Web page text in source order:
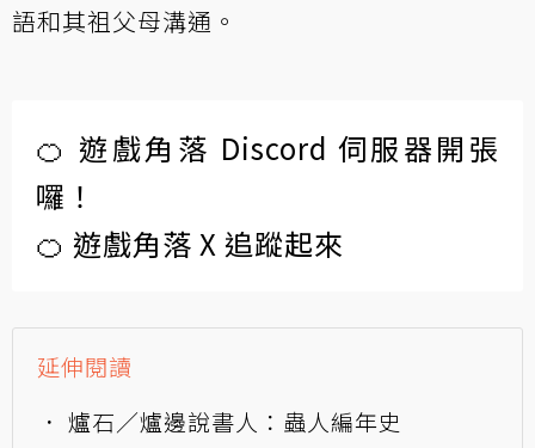
語和其祖父母溝通。
🍊 遊戲角落 Discord 伺服器開張
囉！
🍊 遊戲角落 X 追蹤起來
延伸閱讀
爐石／爐邊說書人：蟲人編年史